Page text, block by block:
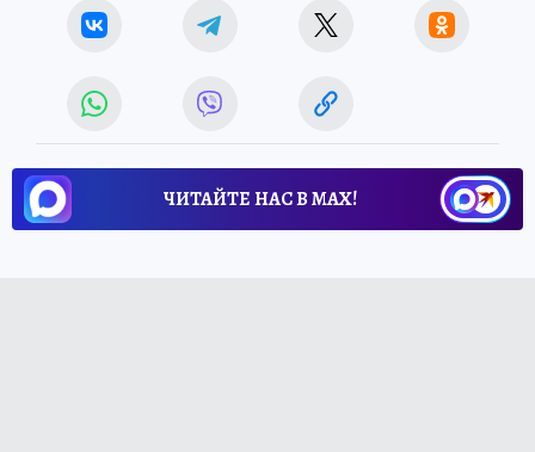
ЧИТАЙТЕ НАС В МАХ!